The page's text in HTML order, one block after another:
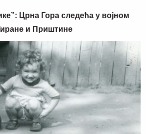
Црна Гора следећа у војном
и Приштине